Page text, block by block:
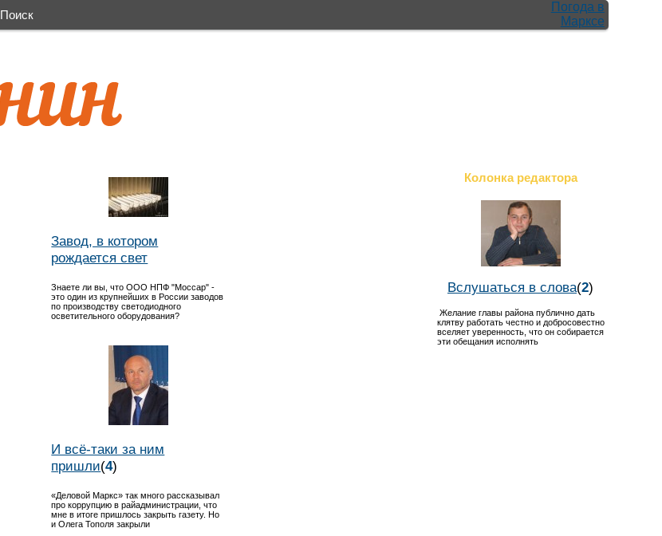
Поиск
Погода в
Марксе
Завод, в котором
рождается свет
Знаете ли вы, что ООО НПФ "Моссар" -
это один из крупнейших в России заводов
по производству светодиодного
осветительного оборудования?
И всё-таки за ним
пришли(4)
«Деловой Маркс» так много рассказывал
про коррупцию в райадминистрации, что
мне в итоге пришлось закрыть газету. Но
и Олега Тополя закрыли
Колонка редактора
Вслушаться в слова(2)
Желание главы района публично дать
клятву работать честно и добросовестно
вселяет уверенность, что он собирается
эти обещания исполнять